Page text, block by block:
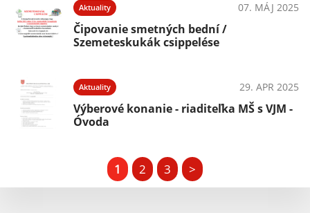
Aktuality 07. MÁJ 2025
Čipovanie smetných bední /
Szemeteskukák csippelése
Aktuality 29. APR 2025
Výberové konanie - riaditeľka MŠ s VJM -
Óvoda
1 2 3 >